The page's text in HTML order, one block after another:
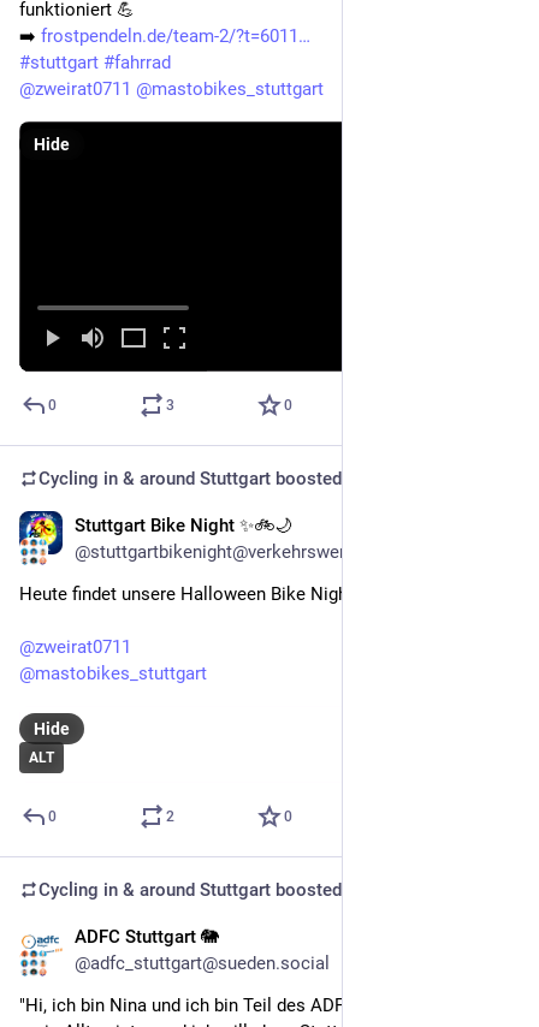
funktioniert 💪
➡️ frostpendeln.de/team-2/?t=6011
#stuttgart #fahrrad
@zweirat0711 @mastobikes_stuttgart
Hide
0 3 0
Cycling in & around Stuttgart boosted
Stuttgart Bike Night ✨🚲🌙
Heute findet unsere Halloween Bike Night statt 🎃👻
@zweirat0711
@mastobikes_stuttgart
ALT
Hide
0 2 0
Cycling in & around Stuttgart boosted
ADFC Stuttgart 🐘
@adfc_stuttgart@sueden.social
"Hi, ich bin Nina und ich bin Teil des ADFC, weil Radfahren